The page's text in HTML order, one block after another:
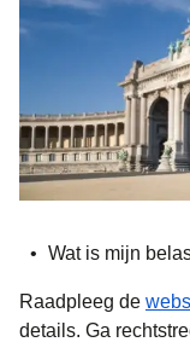
Wat is mijn
Raadpleeg de
details. Ga